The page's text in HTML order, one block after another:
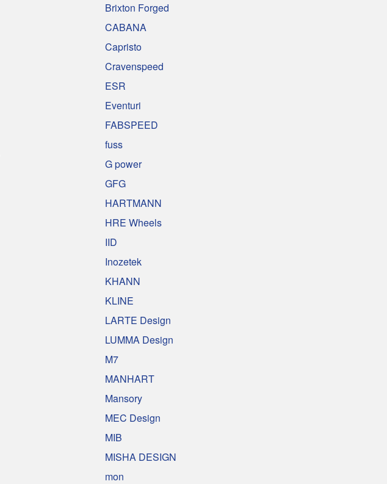
Brixton Forged
CABANA
Capristo
Cravenspeed
ESR
Eventuri
FABSPEED
fuss
G power
GFG
HARTMANN
HRE Wheels
IID
Inozetek
KHANN
KLINE
LARTE Design
LUMMA Design
M7
MANHART
Mansory
MEC Design
MIB
MISHA DESIGN
mon